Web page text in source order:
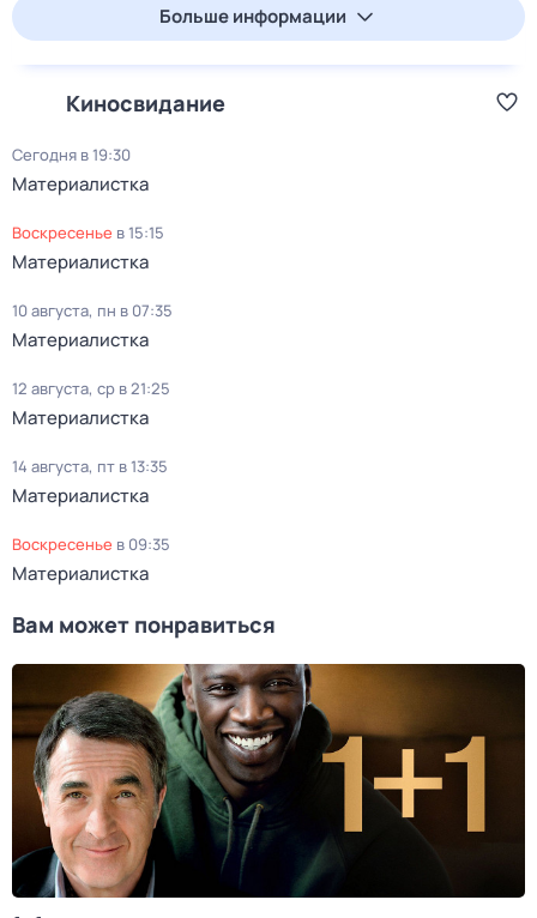
Больше информации
Киносвидание
Сегодня в 19:30
Материалистка
воскресенье в15:15
Материалистка
10 августа, пн в 07:35
Материалистка
12 августа, ср в 21:25
Материалистка
14 августа, пт в 13:35
Материалистка
воскресенье в 09:35
Материалистка
Вам может понравиться